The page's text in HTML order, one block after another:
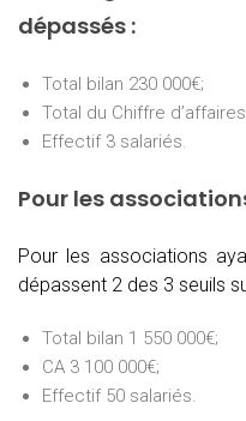
dépassés :
Total bilan 230 000€;
Total du Chiffre
Effectif 3 salariés.
Pour les
Pour les associations
dépassent 2 des 3 seuils
Total bilan 1 550 000€;
CA 3 100 000€;
Effectif 50 salariés.